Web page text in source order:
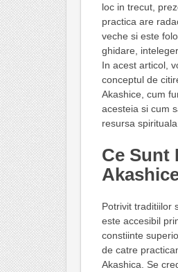
loc in trecut,
practica are
veche si este
ghidare,
In acest articol,
conceptul de
Akashice, cum
acesteia si cum
resursa spirituala.
Ce Sunt
Potrivit traditiilor
este accesibil
constiinte
de catre
Akashica. Se